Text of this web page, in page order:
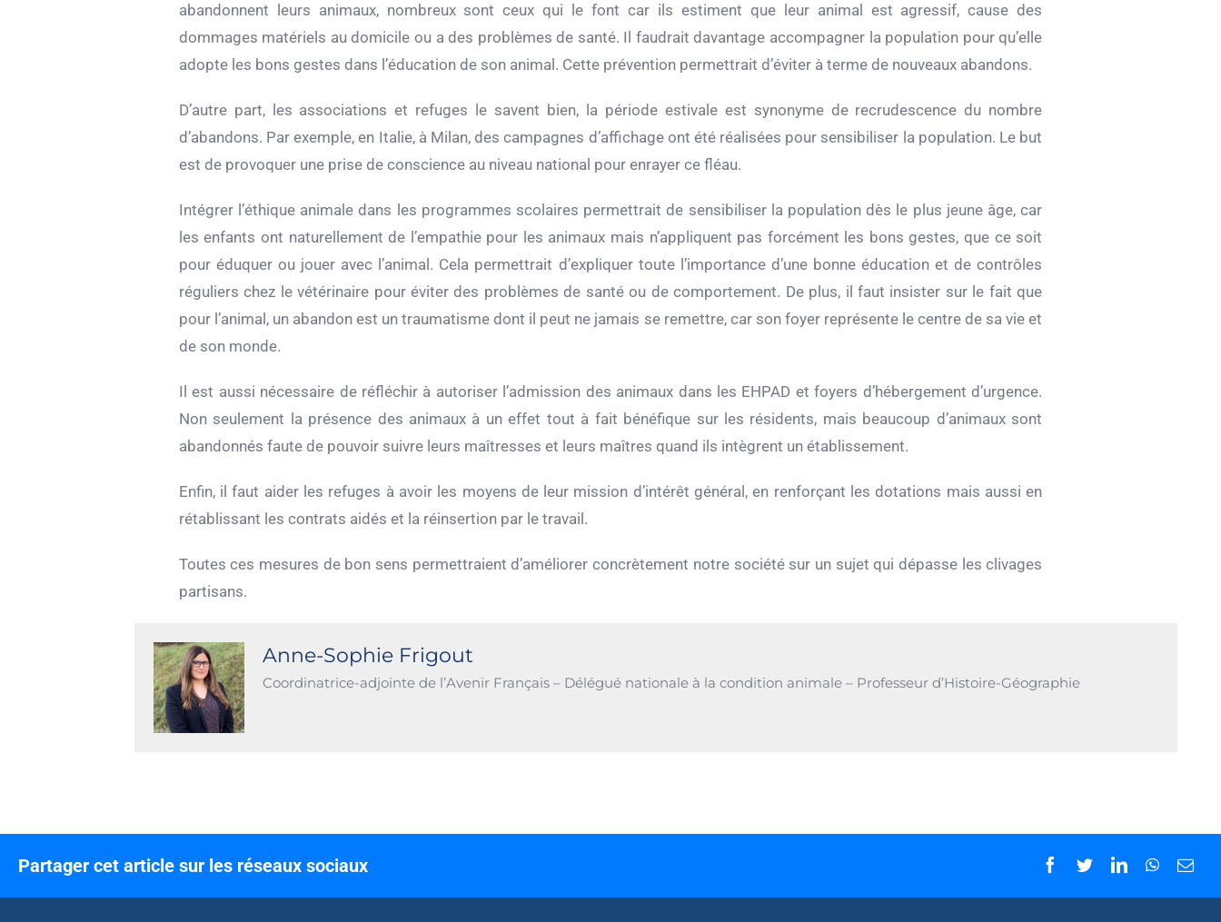
abandonnent leurs animaux, nombreux sont ceux qui le font car ils estiment que leur animal est agressif, cause des
dommages matériels au domicile ou a des problèmes de santé. Il faudrait davantage accompagner la population pour qu’elle
adopte les bons gestes dans l’éducation de son animal. Cette prévention permettrait d’éviter à terme de nouveaux abandons.
D’autre part, les associations et refuges le savent bien, la période estivale est synonyme de recrudescence du nombre
d’abandons. Par exemple, en Italie, à Milan, des campagnes d’affichage ont été réalisées pour sensibiliser la population. Le but
est de provoquer une prise de conscience au niveau national pour enrayer ce fléau.
Intégrer l’éthique animale dans les programmes scolaires permettrait de sensibiliser la population dès le plus jeune âge, car
les enfants ont naturellement de l’empathie pour les animaux mais n’appliquent pas forcément les bons gestes, que ce soit
pour éduquer ou jouer avec l’animal. Cela permettrait d’expliquer toute l’importance d’une bonne éducation et de contrôles
réguliers chez le vétérinaire pour éviter des problèmes de santé ou de comportement. De plus, il faut insister sur le fait que
pour l’animal, un abandon est un traumatisme dont il peut ne jamais se remettre, car son foyer représente le centre de sa vie et
de son monde.
Il est aussi nécessaire de réfléchir à autoriser l’admission des animaux dans les EHPAD et foyers d’hébergement d’urgence.
Non seulement la présence des animaux à un effet tout à fait bénéfique sur les résidents, mais beaucoup d’animaux sont
abandonnés faute de pouvoir suivre leurs maîtresses et leurs maîtres quand ils intègrent un établissement.
Enfin, il faut aider les refuges à avoir les moyens de leur mission d’intérêt général, en renforçant les dotations mais aussi en
rétablissant les contrats aidés et la réinsertion par le travail.
Toutes ces mesures de bon sens permettraient d’améliorer concrètement notre société sur un sujet qui dépasse les clivages
partisans.
Anne-Sophie Frigout
Coordinatrice-adjointe de l’Avenir Français – Délégué nationale à la condition animale – Professeur d’Histoire-Géographie
Partager cet article sur les réseaux sociaux